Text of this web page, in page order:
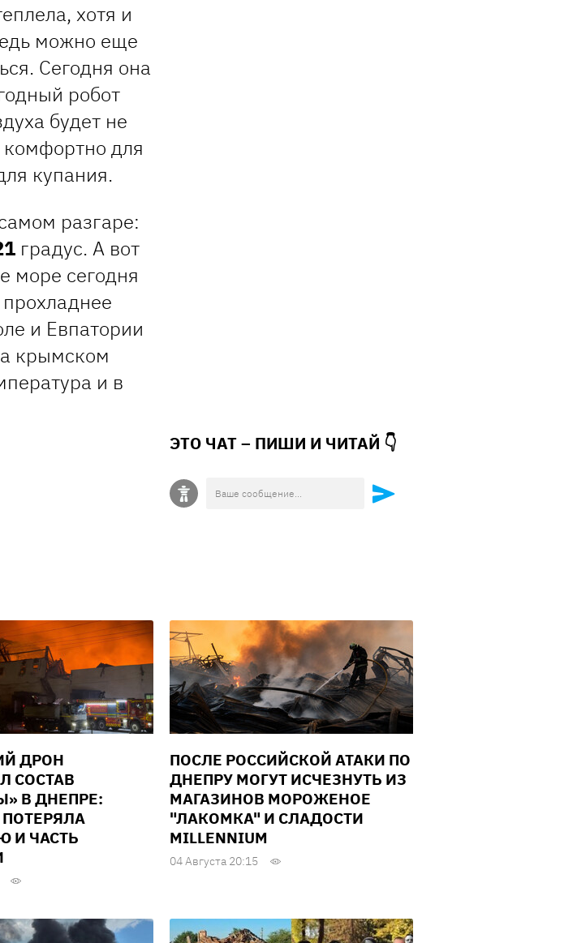
хотя и
можно еще
Сегодня она
робот
будет не
комфортно для
купания.
разгаре:
градус. А вот
море сегодня
и Евпатории
крымском
и в
ЭТО ЧАТ – ПИШИ И ЧИТАЙ 👇
ДРОН
СОСТАВ
В ДНЕПРЕ:
И ЧАСТЬ
ПОСЛЕ РОССИЙСКОЙ АТАКИ ПО
ДНЕПРУ МОГУТ ИСЧЕЗНУТЬ ИЗ
МАГАЗИНОВ МОРОЖЕНОЕ
"ЛАКОМКА" И СЛАДОСТИ
MILLENNIUM
04 Августа 20:15